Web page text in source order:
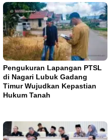
Pengukuran Lapangan PTSL
di Nagari Lubuk Gadang
Timur Wujudkan Kepastian
Hukum Tanah